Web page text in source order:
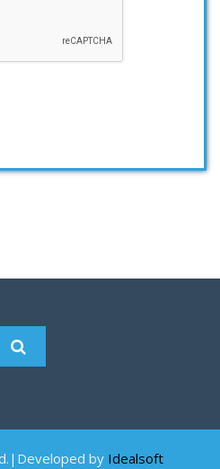
by Idealsoft